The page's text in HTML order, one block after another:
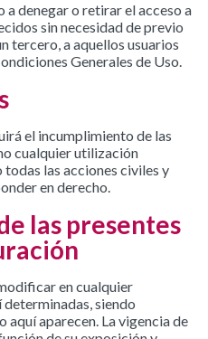
a denegar o retirar el acceso a
sin necesidad de previo
tercero, a aquellos usuarios
Generales de Uso.
el incumplimiento de las
cualquier utilización
las acciones civiles y
en derecho.
las presentes
en cualquier
siendo
aparecen. La vigencia de